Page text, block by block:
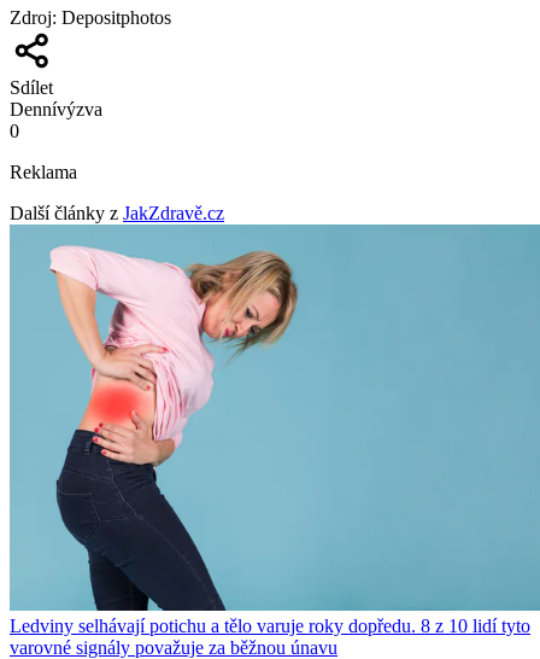
Zdroj: Depositphotos
Sdílet
Dennívýzva
0
Reklama
Další články z JakZdravě.cz
Ledviny selhávají potichu a tělo varuje roky dopředu. 8 z 10 lidí tyto
varovné signály považuje za běžnou únavu